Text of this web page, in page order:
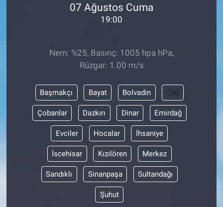
07 Ağustos Cuma
19:00
Nem: %25, Basınç: 1005 hpa hPa,
Rüzgar: 1.00 m/s
Başmakçı Bayat Bolvadin Çay
Çobanlar Dazkırı Dinar Emirdağ
Evciler Hocalar İhsaniye
İscehisar Kızılören Merkez
Sandıklı Sinanpaşa Sultandağı
Şuhut